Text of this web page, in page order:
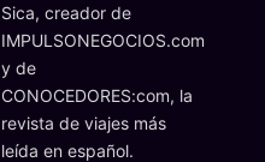
Sica, creador de
IMPULSONEGOCIOS.com
y de
CONOCEDORES:com, la
revista de viajes más
leída en español.